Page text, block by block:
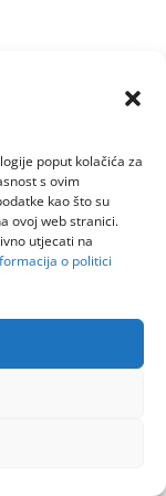
poput kolačića za
s ovim
kao što su
ovoj web stranici.
utjecati na
o politici